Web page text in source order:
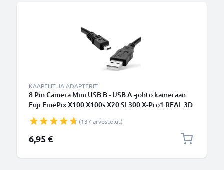
KAAPELIT JA ADAPTERIT
8 Pin Camera Mini USB B - USB A -johto kameraan
Fuji FinePix X100 X100s X20 SL300 X-Pro1 REAL 3D
nopea 1A, PVC-kamerajohto tuotemerkiltä
CELLONIC
(137 arvostelut)
6,95 €